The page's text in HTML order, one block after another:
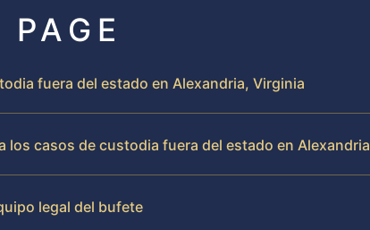
fuera del estado en Alexandria, Virginia
los casos de custodia fuera del estado en Alexandria
legal del bufete